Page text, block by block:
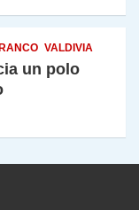
VALDIVIA
un polo